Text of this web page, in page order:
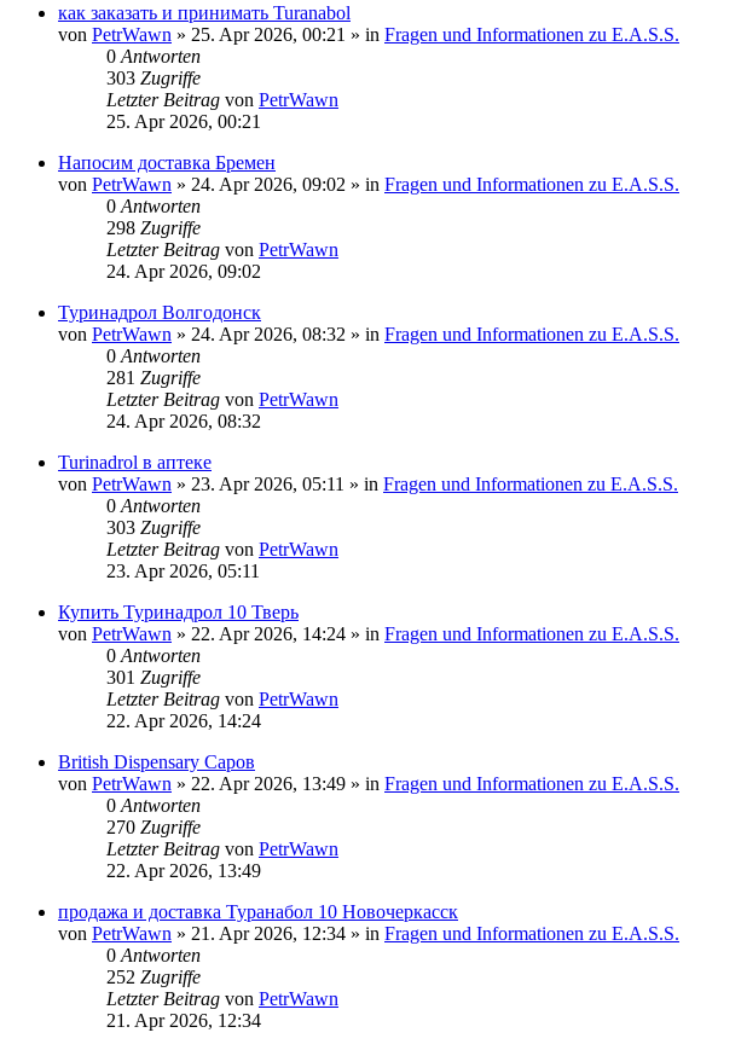
как заказать и принимать Turanabol
von PetrWawn » 25. Apr 2026, 00:21 » in Fragen und Informationen zu E.A.S.S.
0Antworten
303 Zugriffe
Letzter Beitrag von PetrWawn
25. Apr 2026, 00:21
Напосим доставка Бремен
von PetrWawn » 24. Apr 2026, 09:02 » in Fragen und Informationen zu E.A.S.S.
0Antworten
298 Zugriffe
Letzter Beitrag von PetrWawn
24. Apr 2026, 09:02
Туринадрол Волгодонск
von PetrWawn » 24. Apr 2026, 08:32 » in Fragen und Informationen zu E.A.S.S.
0Antworten
281 Zugriffe
Letzter Beitrag von PetrWawn
24. Apr 2026, 08:32
Turinadrol в аптеке
von PetrWawn » 23. Apr 2026, 05:11 » in Fragen und Informationen zu E.A.S.S.
0Antworten
303 Zugriffe
Letzter Beitrag von PetrWawn
23. Apr 2026, 05:11
Купить Туринадрол 10 Тверь
von PetrWawn » 22. Apr 2026, 14:24 » in Fragen und Informationen zu E.A.S.S.
0Antworten
301 Zugriffe
Letzter Beitrag von PetrWawn
22. Apr 2026, 14:24
British Dispensary Саров
von PetrWawn » 22. Apr 2026, 13:49 » in Fragen und Informationen zu E.A.S.S.
0Antworten
270 Zugriffe
Letzter Beitrag von PetrWawn
22. Apr 2026, 13:49
продажа и доставка Туранабол 10 Новочеркасск
von PetrWawn » 21. Apr 2026, 12:34 » in Fragen und Informationen zu E.A.S.S.
0Antworten
252 Zugriffe
Letzter Beitrag von PetrWawn
21. Apr 2026, 12:34